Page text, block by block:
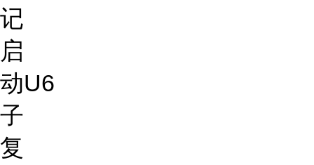
记
启
动
子
U6
复